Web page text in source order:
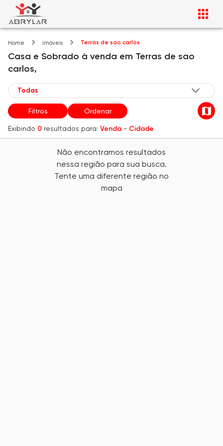
Home Imóveis Terras de sao carlos
Casa e Sobrado à venda em Terras de sao
carlos,
Filtros Ordenar
Exibindo 0 resultados para: Venda - Cidade
Não encontramos resultados
nessa região para sua busca.
Tente uma diferente região no
mapa